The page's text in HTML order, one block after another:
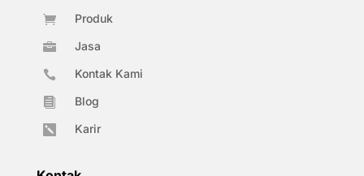
 Produk
 Jasa
 Kontak Kami
 Blog
 Karir